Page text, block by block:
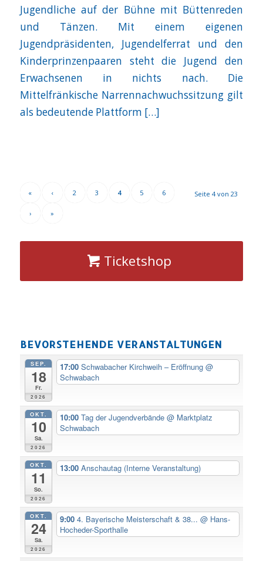
Jugendliche auf der Bühne mit Büttenreden
und Tänzen. Mit einem eigenen
Jugendpräsidenten, Jugendelferrat und den
Kinderprinzenpaaren steht die Jugend den
Erwachsenen in nichts nach. Die
Mittelfränkische Narrennachwuchssitzung gilt
als bedeutende Plattform […]
Seite 4 von 23
« ‹ 2 3 4 5 6
› »
Ticketshop
BEVORSTEHENDE VERANSTALTUNGEN
SEP.
18
Fr.
2026
17:00Schwabacher Kirchweih – Eröffnung@
Schwabach
OKT.
10
Sa.
2026
10:00Tag der Jugendverbände@ Marktplatz
Schwabach
OKT.
11
So.
2026
13:00Anschautag (Interne Veranstaltung)
OKT.
24
Sa.
2026
9:004. Bayerische Meisterschaft & 38...@ Hans-
Hocheder-Sporthalle